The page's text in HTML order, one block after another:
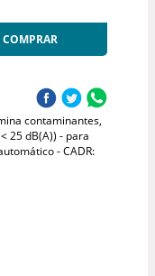
COMPRAR
contaminantes,
25 dB(A)) - para
- CADR: